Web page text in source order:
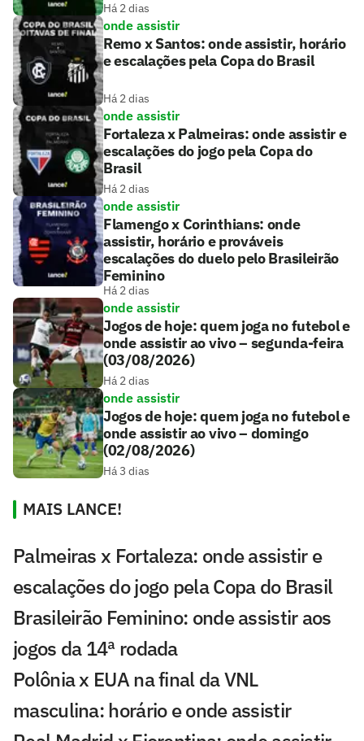
Há 2 dias
onde assistir
Remo x Santos: onde assistir, horário
e escalações pela Copa do Brasil
Há 2 dias
onde assistir
Fortaleza x Palmeiras: onde assistir e
escalações do jogo pela Copa do
Brasil
Há 2 dias
onde assistir
Flamengo x Corinthians: onde
assistir, horário e prováveis
escalações do duelo pelo Brasileirão
Feminino
Há 2 dias
onde assistir
Jogos de hoje: quem joga no futebol e
onde assistir ao vivo – segunda-feira
(03/08/2026)
Há 2 dias
onde assistir
Jogos de hoje: quem joga no futebol e
onde assistir ao vivo – domingo
(02/08/2026)
Há 3 dias
MAIS LANCE!
Palmeiras x Fortaleza: onde assistir e
escalações do jogo pela Copa do Brasil
Brasileirão Feminino: onde assistir aos
jogos da 14ª rodada
Polônia x EUA na final da VNL
masculina: horário e onde assistir